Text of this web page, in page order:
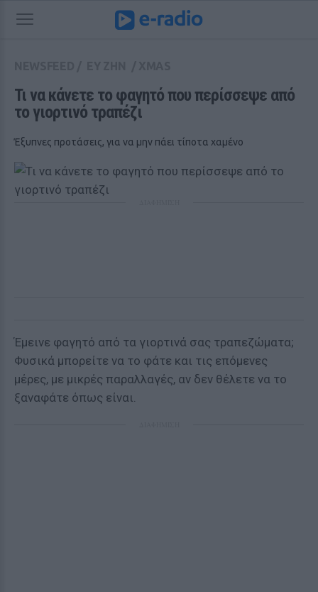
Τι να κάνετε το φαγητό που περίσσεψε από
το γιορτινό τραπέζι
Έξυπνες προτάσεις, για να μην πάει τίποτα χαμένο
Έμεινε φαγητό από τα γιορτινά σας τραπεζώματα;
Φυσικά μπορείτε να το φάτε και τις επόμενες
μέρες, με μικρές παραλλαγές, αν δεν θέλετε να το
ξαναφάτε όπως είναι.